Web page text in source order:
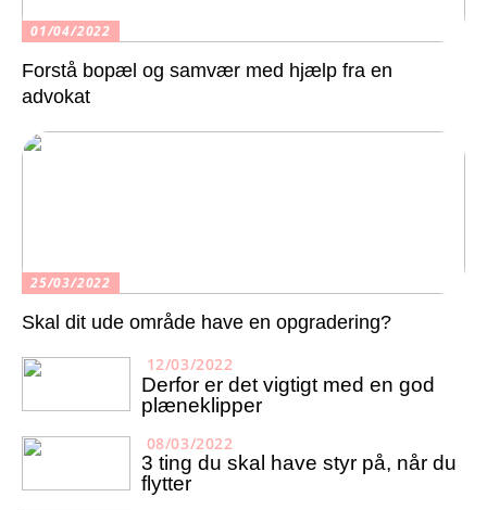
01/04/2022
Forstå bopæl og samvær med hjælp fra en
advokat
25/03/2022
Skal dit ude område have en opgradering?
12/03/2022
Derfor er det vigtigt med en god
plæneklipper
08/03/2022
3 ting du skal have styr på, når du
flytter